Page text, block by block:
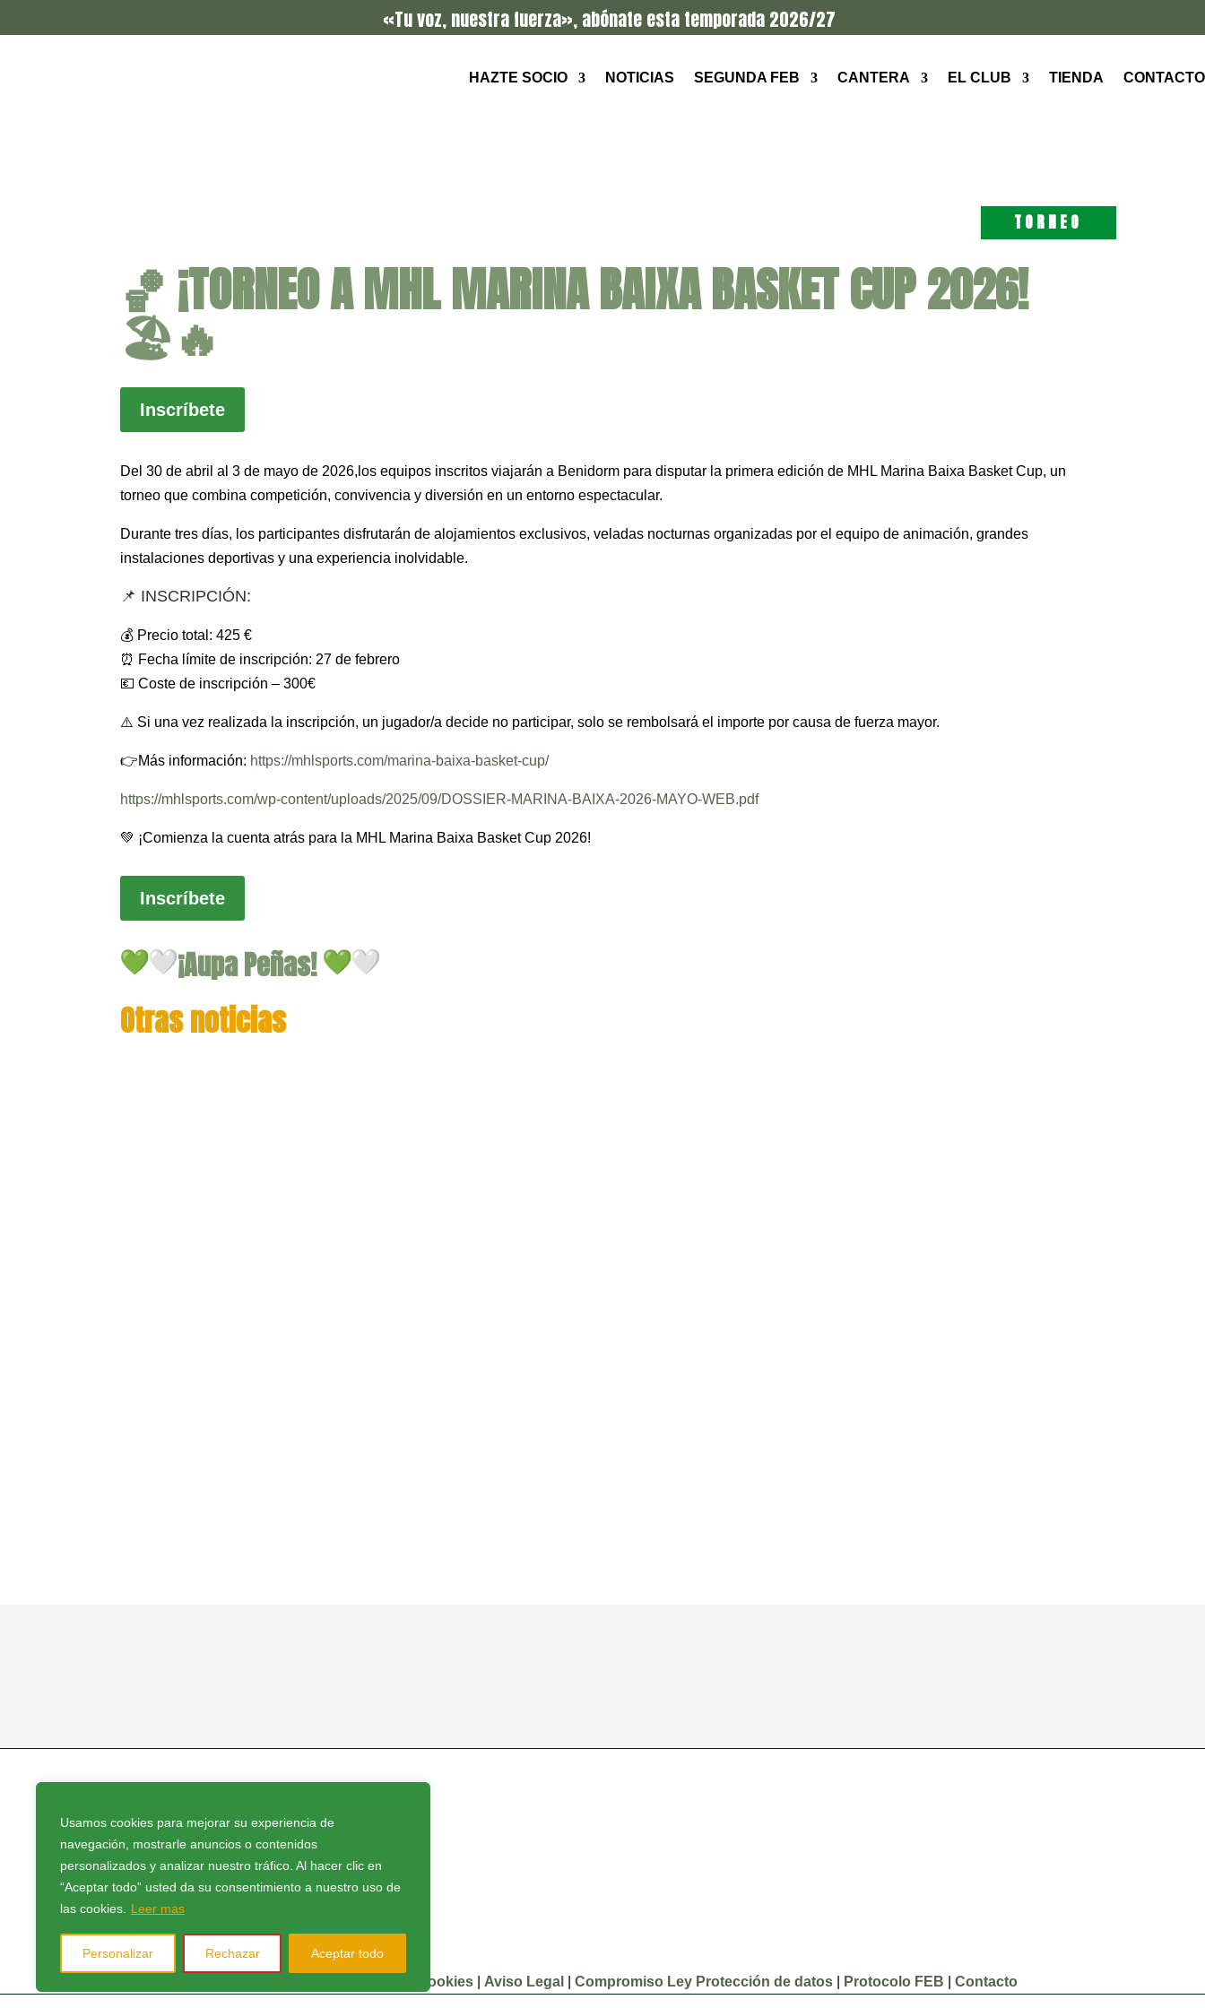
Usamos cookies para mejorar su experiencia de
navegación, mostrarle anuncios o contenidos
personalizados y analizar nuestro tráfico. Al hacer clic en
“Aceptar todo” usted da su consentimiento a nuestro uso de
las cookies.
Leer mas
Personalizar Rechazar Aceptar todo
«Tu voz, nuestra fuerza», abónate esta temporada 2026/27
HAZTE SOCIO NOTICIAS SEGUNDA FEB CANTERA EL CLUB TIENDA CONTACTO
TORNEO
🏀 ¡TORNEO A MHL MARINA BAIXA BASKET CUP 2026!
🏖️🔥
Inscríbete
​Del 30 de abril al 3 de mayo de 2026,los equipos inscritos viajarán a Benidorm para disputar la primera edición de MHL Marina Baixa Basket Cup, un
torneo que combina competición, convivencia y diversión en un entorno espectacular.
Durante tres días, los participantes disfrutarán de alojamientos exclusivos, veladas nocturnas organizadas por el equipo de animación, grandes
instalaciones deportivas y una experiencia inolvidable.
📌 INSCRIPCIÓN:
💰 Precio total: 425 €
⏰ Fecha límite de inscripción: 27 de febrero
💶 Coste de inscripción – 300€
⚠️ Si una vez realizada la inscripción, un jugador/a decide no participar, solo se rembolsará el importe por causa de fuerza mayor.
👉Más información: https://mhlsports.com/marina-baixa-basket-cup/
https://mhlsports.com/wp-content/uploads/2025/09/DOSSIER-MARINA-BAIXA-2026-MAYO-WEB.pdf
💚 ¡Comienza la cuenta atrás para la MHL Marina Baixa Basket Cup 2026!
Inscríbete
​¡Aupa Peñas!
Otras noticias
Proveedores oficiales:
Política de cookies| Aviso Legal Compromiso Ley Protección de datos| Protocolo FEB Contacto